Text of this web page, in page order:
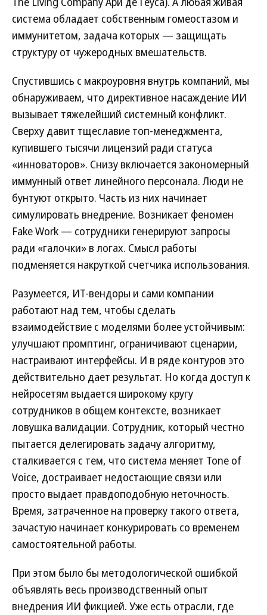
система обладает собственным гомеостазом и
иммунитетом, задача которых — защищать
структуру от чужеродных вмешательств.
Спустившись с макроуровня внутрь компаний, мы
обнаруживаем, что директивное насаждение ИИ
вызывает тяжелейший системный конфликт.
Сверху давит тщеславие топ-менеджмента,
купившего тысячи лицензий ради статуса
«инноваторов». Снизу включается закономерный
иммунный ответ линейного персонала. Люди не
бунтуют открыто. Часть из них начинает
симулировать внедрение. Возникает феномен
Fake Work — сотрудники генерируют запросы
ради «галочки» в логах. Смысл работы
подменяется накруткой счетчика использования.
Разумеется, ИТ-вендоры и сами компании
работают над тем, чтобы сделать
взаимодействие с моделями более устойчивым:
улучшают промптинг, ограничивают сценарии,
настраивают интерфейсы. И в ряде контуров это
действительно дает результат. Но когда доступ к
нейросетям выдается широкому кругу
сотрудников в общем контексте, возникает
ловушка валидации. Сотрудник, который честно
пытается делегировать задачу алгоритму,
сталкивается с тем, что система меняет Tone of
Voice, достраивает недостающие связи или
просто выдает правдоподобную неточность.
Время, затраченное на проверку такого ответа,
зачастую начинает конкурировать со временем
самостоятельной работы.
При этом было бы методологической ошибкой
объявлять весь производственный опыт
внедрения ИИ фикцией. Уже есть отрасли, где